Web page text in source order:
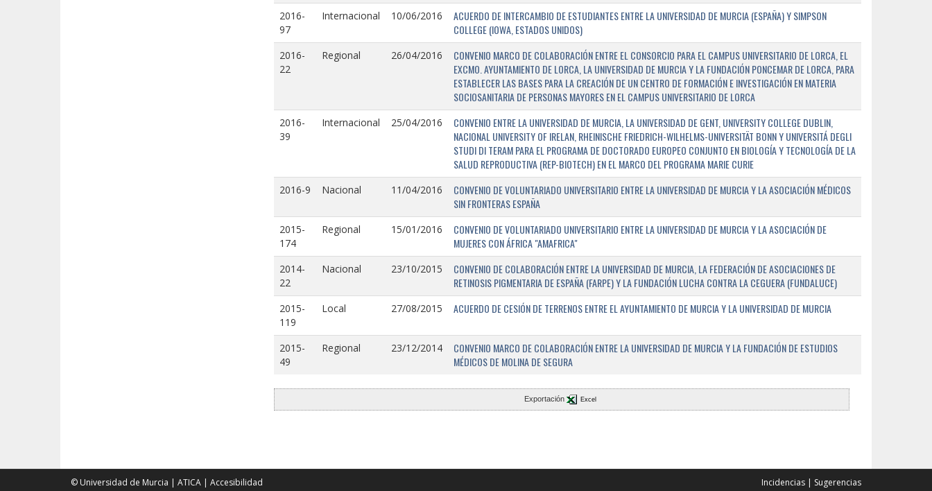
2016-
97
Internacional 10/06/2016
ACUERDO DE INTERCAMBIO DE ESTUDIANTES ENTRE LA UNIVERSIDAD DE MURCIA (ESPAÑA) Y SIMPSON
COLLEGE (IOWA, ESTADOS UNIDOS)
2016-
22
Regional 26/04/2016
CONVENIO MARCO DE COLABORACIÓN ENTRE EL CONSORCIO PARA EL CAMPUS UNIVERSITARIO DE LORCA, EL
EXCMO. AYUNTAMIENTO DE LORCA, LA UNIVERSIDAD DE MURCIA Y LA FUNDACIÓN PONCEMAR DE LORCA, PARA
ESTABLECER LAS BASES PARA LA CREACIÓN DE UN CENTRO DE FORMACIÓN E INVESTIGACIÓN EN MATERIA
SOCIOSANITARIA DE PERSONAS MAYORES EN EL CAMPUS UNIVERSITARIO DE LORCA
2016-
39
Internacional 25/04/2016
CONVENIO ENTRE LA UNIVERSIDAD DE MURCIA, LA UNIVERSIDAD DE GENT, UNIVERSITY COLLEGE DUBLIN,
NACIONAL UNIVERSITY OF IRELAN, RHEINISCHE FRIEDRICH-WILHELMS-UNIVERSITÄT BONN Y UNIVERSITÁ DEGLI
STUDI DI TERAM PARA EL PROGRAMA DE DOCTORADO EUROPEO CONJUNTO EN BIOLOGÍA Y TECNOLOGÍA DE LA
SALUD REPRODUCTIVA (REP-BIOTECH) EN EL MARCO DEL PROGRAMA MARIE CURIE
2016-9 Nacional 11/04/2016
CONVENIO DE VOLUNTARIADO UNIVERSITARIO ENTRE LA UNIVERSIDAD DE MURCIA Y LA ASOCIACIÓN MÉDICOS
SIN FRONTERAS ESPAÑA
2015-
174
Regional 15/01/2016
CONVENIO DE VOLUNTARIADO UNIVERSITARIO ENTRE LA UNIVERSIDAD DE MURCIA Y LA ASOCIACIÓN DE
MUJERES CON ÁFRICA "AMAFRICA"
2014-
22
Nacional 23/10/2015
CONVENIO DE COLABORACIÓN ENTRE LA UNIVERSIDAD DE MURCIA, LA FEDERACIÓN DE ASOCIACIONES DE
RETINOSIS PIGMENTARIA DE ESPAÑA (FARPE) Y LA FUNDACIÓN LUCHA CONTRA LA CEGUERA (FUNDALUCE)
2015-
119
Local 27/08/2015 ACUERDO DE CESIÓN DE TERRENOS ENTRE EL AYUNTAMIENTO DE MURCIA Y LA UNIVERSIDAD DE MURCIA
2015-
49
Regional 23/12/2014
CONVENIO MARCO DE COLABORACIÓN ENTRE LA UNIVERSIDAD DE MURCIA Y LA FUNDACIÓN DE ESTUDIOS
MÉDICOS DE MOLINA DE SEGURA
Exportación Excel
© Universidad de Murcia ATICA Accesibilidad Incidencias Sugerencias